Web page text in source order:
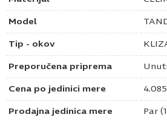
Model
Tip - okov
Preporučena priprema
Cena po jedinici mere
Prodajna jedinica mere Par